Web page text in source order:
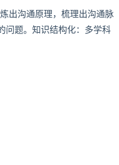
出沟通原理，梳理出沟通脉
问题。知识结构化：多学科